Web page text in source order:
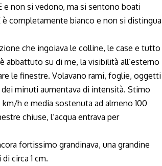
e non si vedono, ma si sentono boati
completamente bianco e non si distingua
che ingoiava le colline, le case e tutto
abbattuto su di me, la visibilità all’esterno
le finestre. Volavano rami, foglie, oggetti
minuti aumentava di intensità. Stimo
h e media sostenuta ad almeno 100
chiuse, l’acqua entrava per
fortissimo grandinava, una grandine
circa 1 cm.